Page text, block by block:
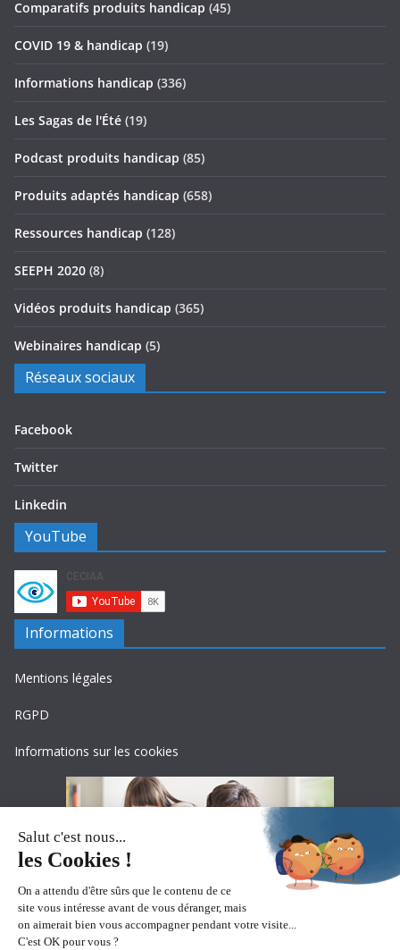
Comparatifs produits handicap (45)
COVID 19 & handicap (19)
Informations handicap (336)
Les Sagas de l'Été (19)
Podcast produits handicap (85)
Produits adaptés handicap (658)
Ressources handicap (128)
SEEPH 2020 (8)
Vidéos produits handicap (365)
Webinaires handicap (5)
Réseaux sociaux
Facebook
Twitter
Linkedin
YouTube
Informations
Mentions légales
RGPD
Informations sur les cookies